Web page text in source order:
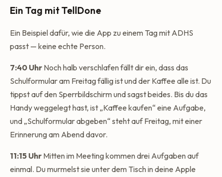
Ein Tag mit TellDone
Ein Beispiel dafür, wie die App zu einem Tag mit ADHS
passt — keine echte Person.
7:40 Uhr Noch halb verschlafen fällt dir ein, dass das
Schulformular am Freitag fällig ist und der Kaffee alle ist. Du
tippst auf den Sperrbildschirm und sagst beides. Bis du das
Handy weggelegt hast, ist „Kaffee kaufen“ eine Aufgabe,
und „Schulformular abgeben“ steht auf Freitag, mit einer
Erinnerung am Abend davor.
11:15 Uhr Mitten im Meeting kommen drei Aufgaben auf
einmal. Du murmelst sie unter dem Tisch in deine Apple